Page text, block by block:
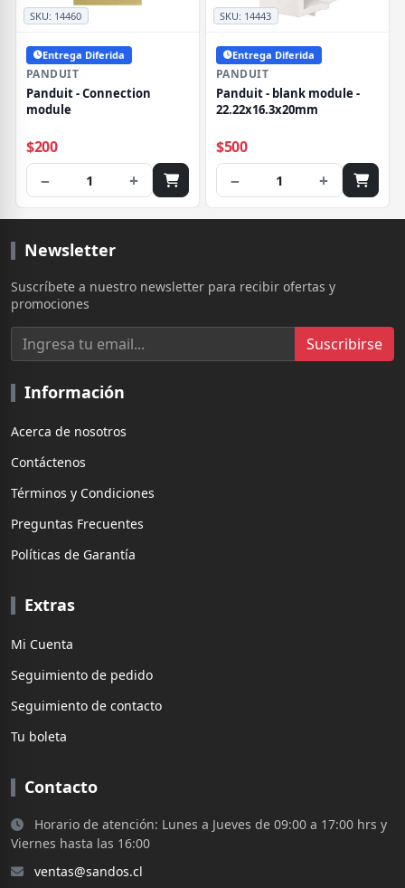
SKU: 14460
Entrega Diferida
PANDUIT
Panduit - Connection
module
$200
− 1 +
SKU: 14443
Entrega Diferida
PANDUIT
Panduit - blank module -
22.22x16.3x20mm
$500
− 1 +
Newsletter
Suscríbete a nuestro newsletter para recibir ofertas y
promociones
Suscribirse
Información
Acerca de nosotros
Contáctenos
Términos y Condiciones
Preguntas Frecuentes
Políticas de Garantía
Extras
Mi Cuenta
Seguimiento de pedido
Seguimiento de contacto
Tu boleta
Contacto
Horario de atención: Lunes a Jueves de 09:00 a 17:00 hrs y
Viernes hasta las 16:00
ventas@sandos.cl